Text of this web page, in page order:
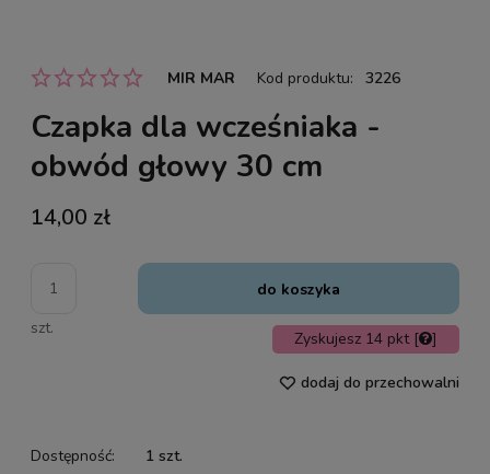
MIR MAR Kod produktu: 3226
Czapka dla wcześniaka -
obwód głowy 30 cm
14,00 zł
szt.
do koszyka
Zyskujesz 14 pkt [ ]
dodaj do przechowalni
Dostępność:
1 szt.